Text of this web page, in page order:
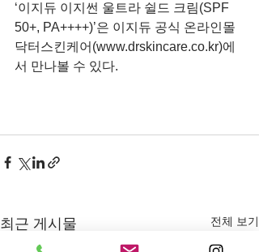
‘이지듀 이지썬 울트라 쉴드 크림(SPF
50+, PA++++)’은 이지듀 공식 온라인몰
닥터스킨케어(www.drskincare.co.kr)에
서 만나볼 수 있다.
최근 게시물 전체 보기